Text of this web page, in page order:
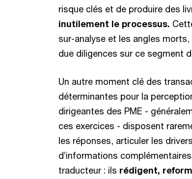
risque clés et de produire des
inutilement le processus.
sur-analyse et les angles
due diligences sur ce segment
Un autre moment clé des
déterminantes pour la
dirigeantes des PME -
ces exercices - disposent
les réponses, articuler les
d’informations
traducteur : ils rédigent,